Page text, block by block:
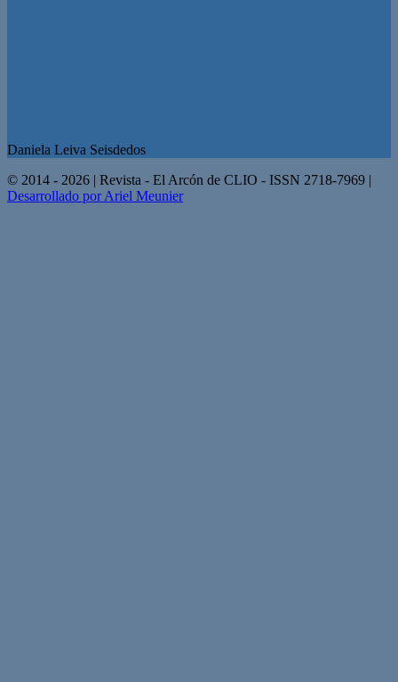
Daniela Leiva Seisdedos
© 2014 - 2026 | Revista - El Arcón de CLIO - ISSN 2718-7969 |
Desarrollado por Ariel Meunier